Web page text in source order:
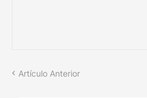
Artículo Anterior